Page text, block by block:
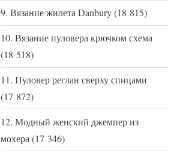
Вязание жилета Danbury(18 815)
Вязание пуловера крючком схема
(18 518)
Пуловер реглан сверху спицами
(17 872)
Модный женский джемпер из
мохера(17 346)